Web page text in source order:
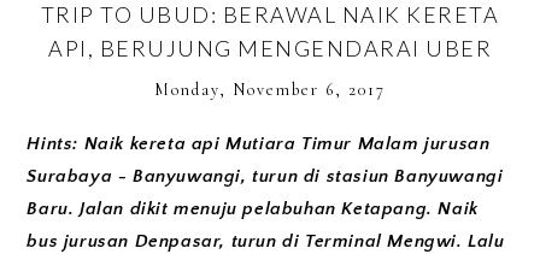
TRIP TO UBUD: BERAWAL NAIK KERETA
API, BERUJUNG MENGENDARAI UBER
Monday, November 6, 2017
Hints: Naik kereta api Mutiara Timur Malam jurusan
Surabaya - Banyuwangi, turun di stasiun Banyuwangi
Baru. Jalan dikit menuju pelabuhan Ketapang. Naik
bus jurusan Denpasar, turun di Terminal Mengwi. Lalu